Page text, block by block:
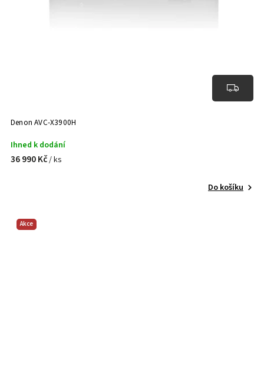
Denon AVC-X3900H
Ihned k dodání
36 990 Kč/ ks
Do košíku
Akce